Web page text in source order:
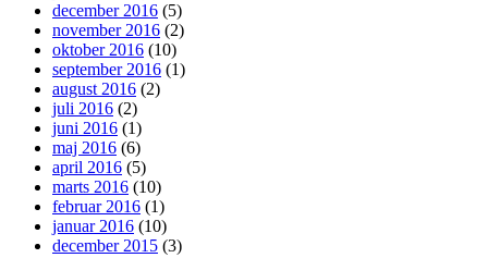
december 2016 (5)
november 2016 (2)
oktober 2016 (10)
september 2016 (1)
august 2016 (2)
juli 2016 (2)
juni 2016 (1)
maj 2016 (6)
april 2016 (5)
marts 2016 (10)
februar 2016 (1)
januar 2016 (10)
december 2015 (3)